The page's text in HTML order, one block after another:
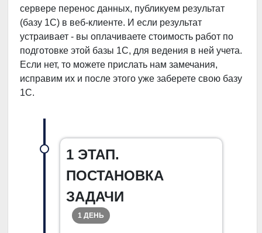
сервере перенос данных, публикуем результат
(базу 1С) в веб-клиенте. И если результат
устраивает - вы оплачиваете стоимость работ по
подготовке этой базы 1С, для ведения в ней учета.
Если нет, то можете прислать нам замечания,
исправим их и после этого уже заберете свою базу
1С.
1 ЭТАП.
ПОСТАНОВКА
ЗАДАЧИ
1 ДЕНЬ